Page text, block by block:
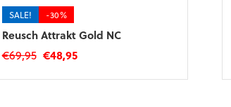
SALE! -30%
Reusch Attrakt Gold NC
€69,95 Oorspronkelijke
€48,95Huidige
Dit